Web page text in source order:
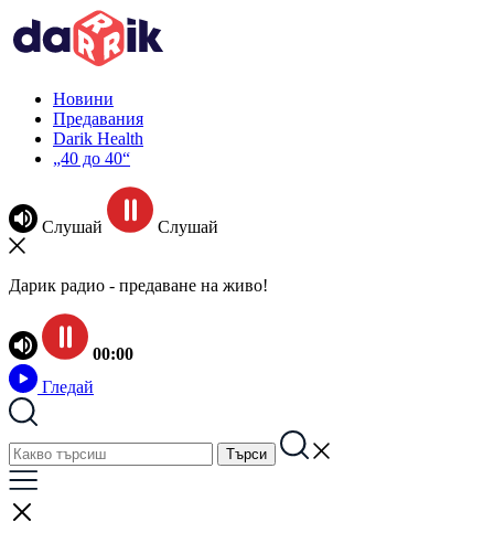
Новини
Предавания
Darik Health
„40 до 40“
Слушай Слушай
Дарик радио - предаване на живо!
00:00
Гледай